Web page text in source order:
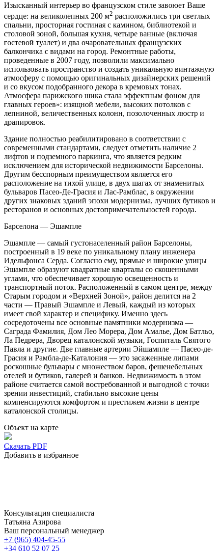
Изысканный интерьер во французском стиле завоюет Ваше
сердце: на великолепных 200 м2 расположились три светлых
спальни, просторная гостиная с камином, библиотекой и
столовой зоной, большая кухня, четыре ванные (включая
гостевой туалет) и два очаровательных французских
балкончика с видами на город. Ремонтные работы,
проведенные в 2007 году, позволили максимально
использовать пространство и создать уникальную винтажную
атмосферу с помощью оригинальных дизайнерских решений
и со вкусом подобранного декора в кремовых тонах.
Атмосфера парижского шика стала эффектным фоном для
главных героев»: изящной мебели, высоких потолков с
лепниной, величественных колонн, позолоченных люстр и
драпировок.
Здание полностью реабилитировано в соответствии с
современными стандартами, следует отметить наличие 2
лифтов и подземного паркинга, что является редким
исключением для исторической недвижимости Барселоны.
Другим бесспорным преимуществом является его
расположение на тихой улице, в двух шагах от знаменитых
бульваров Пасео-Де-Грасия и Лас-Рамблас, в окружении
других знаковых зданий эпохи модернизма, лучших бутиков и
ресторанов и основных достопримечательностей города.
Барселона — Эшампле
Эшампле — самый густонаселенный район Барселоны,
построенный в 19 веке по уникальному плану инженера
Идельфонса Серда. Согласно ему, прямые и широкие улицы
Эшампле образуют квадратные кварталы со скошенными
углами, что обеспечивает хорошую освещенность и
транспортный поток. Расположенный в самом центре, между
Старым городом и «Верхней Зоной», район делится на 2
части — Правый Эшампле и Левый, каждый из которых
имеет свой характер и специфику. Именно здесь
сосредоточены все основные памятники модернизма —
Саграда Фамилия, Дом Лео Морера, Дом Амалье, Дом Батльо,
Ла Педрера, Дворец каталонской музыки, Госпиталь Святого
Павла и другие. Две главные артерии Эйшампле — Пасео-де-
Грасия и Рамбла-де-Каталония — это засаженные липами
роскошные бульвары с множеством баров, фешенебельных
отелей и бутиков, галерей и банков. Недвижимость в этом
районе считается самой востребованной и выгодной с точки
зрении инвестиций, стабильно высокие цены
компенсируются комфортом и престижем жизни в центре
каталонской столицы.
Объект на карте
Скачать PDF
Добавить в избранное
Консультация специалиста
Татьяна Азирова
Ваш персональный менеджер
+7 (965) 404-45-55
+34 610 52 07 25